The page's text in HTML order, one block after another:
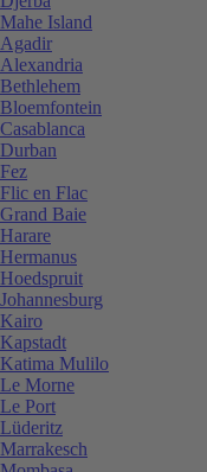
Mahe Island
Agadir
Alexandria
Bethlehem
Bloemfontein
Casablanca
Durban
Fez
Flic en Flac
Grand Baie
Harare
Hermanus
Hoedspruit
Johannesburg
Kairo
Kapstadt
Katima Mulilo
Le Morne
Le Port
Lüderitz
Marrakesch